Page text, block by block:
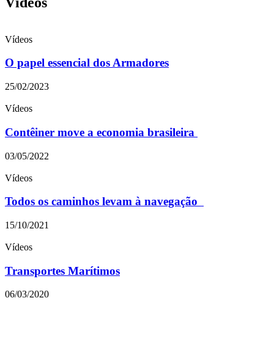
Vídeos
O papel essencial dos Armadores
25/02/2023
Vídeos
Contêiner move a economia brasileira
03/05/2022
Vídeos
Todos os caminhos levam à navegação
15/10/2021
Vídeos
Transportes Marítimos
06/03/2020